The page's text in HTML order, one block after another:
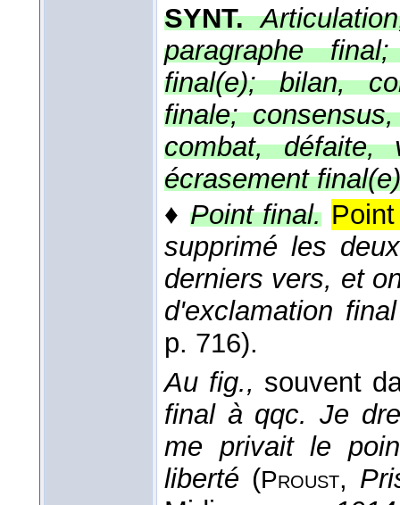
SYNT.
paragraphe
final(e); bilan,
finale;
combat, défaite,
écrasement
♦ Point final.
supprimé les
derniers vers, et
d'exclamation final
p. 716).
Au fig., souvent
final à qqc. Je
me privait le
liberté (Proust,